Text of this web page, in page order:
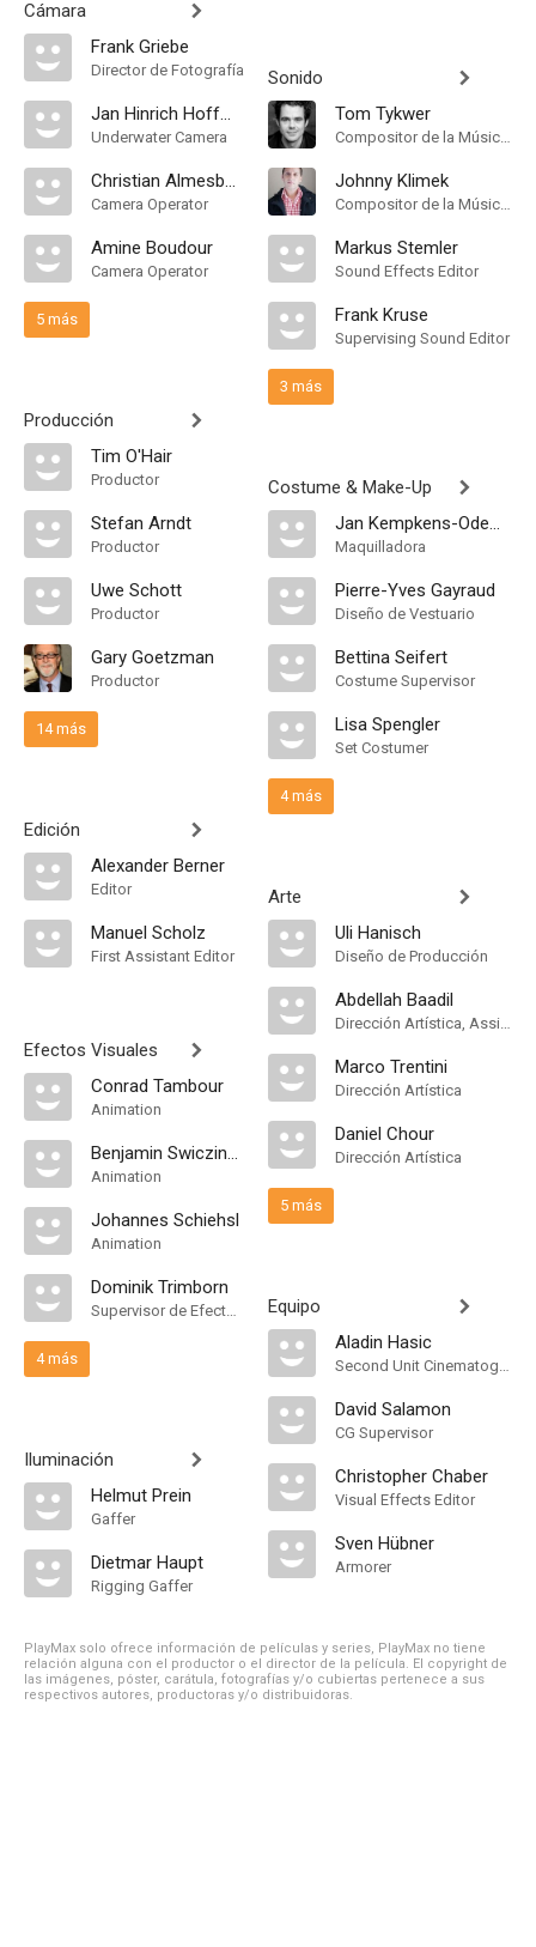
Cámara
Frank Griebe
Director de Fotografía
Jan Hinrich Hoffmann
Underwater Camera
Christian Almesberger
Camera Operator
Amine Boudour
Camera Operator
5 más
Producción
Tim O'Hair
Productor
Stefan Arndt
Productor
Uwe Schott
Productor
Gary Goetzman
Productor
14 más
Edición
Alexander Berner
Editor
Manuel Scholz
First Assistant Editor
Efectos Visuales
Conrad Tambour
Animation
Benjamin Swiczinsky
Animation
Johannes Schiehsl
Animation
Dominik Trimborn
Supervisor de Efectos Visuales
4 más
Iluminación
Helmut Prein
Gaffer
Dietmar Haupt
Rigging Gaffer
Sonido
Tom Tykwer
Compositor de la Música Original
Johnny Klimek
Compositor de la Música Original
Markus Stemler
Sound Effects Editor
Frank Kruse
Supervising Sound Editor
3 más
Costume & Make-Up
Jan Kempkens-Odemski
Maquilladora
Pierre-Yves Gayraud
Diseño de Vestuario
Bettina Seifert
Costume Supervisor
Lisa Spengler
Set Costumer
4 más
Arte
Uli Hanisch
Diseño de Producción
Abdellah Baadil
Dirección Artística, Assistant Art Director
Marco Trentini
Dirección Artística
Daniel Chour
Dirección Artística
5 más
Equipo
Aladin Hasic
Second Unit Cinematographer
David Salamon
CG Supervisor
Christopher Chaber
Visual Effects Editor
Sven Hübner
Armorer
PlayMax solo ofrece información de películas y series, PlayMax no tiene
relación alguna con el productor o el director de la película. El copyright de
las imágenes, póster, carátula, fotografías y/o cubiertas pertenece a sus
respectivos autores, productoras y/o distribuidoras.